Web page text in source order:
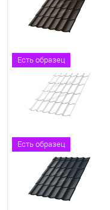
Есть образец
Есть образец